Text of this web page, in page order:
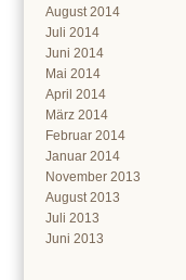
August 2014
Juli 2014
Juni 2014
Mai 2014
April 2014
März 2014
Februar 2014
Januar 2014
November 2013
August 2013
Juli 2013
Juni 2013